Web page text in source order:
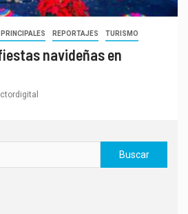
REPORTAJES TURISMO
navideñas en